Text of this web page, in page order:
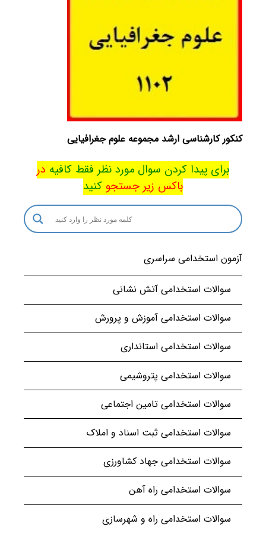
کنکور کارشناسی ارشد مجموعه علوم جغرافیایی
برای پیدا کردن سوال مورد نظر فقط کافیه در
باکس زیر جستجو کنید
آزمون استخدامی سراسری
سوالات استخدامی آتش نشانی
سوالات استخدامی آموزش و پرورش
سوالات استخدامی استانداری
سوالات استخدامی پتروشیمی
سوالات استخدامی تامین اجتماعی
سوالات استخدامی ثبت اسناد و املاک
سوالات استخدامی جهاد کشاورزی
سوالات استخدامی راه آهن
سوالات استخدامی راه و شهرسازی